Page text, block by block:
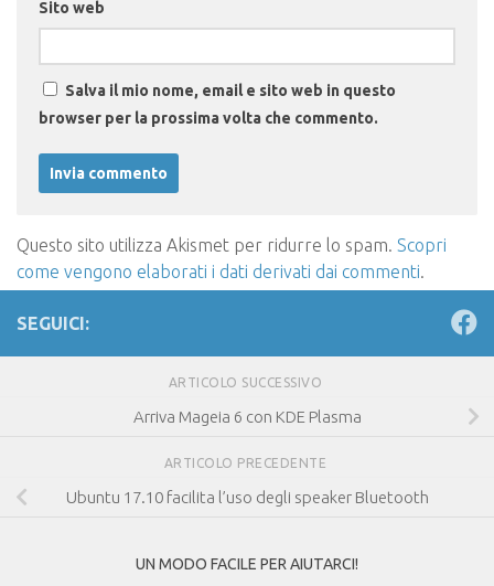
Sito web
Salva il mio nome, email e sito web in questo
browser per la prossima volta che commento.
Questo sito utilizza Akismet per ridurre lo spam. Scopri
come vengono elaborati i dati derivati dai commenti.
SEGUICI:
ARTICOLO SUCCESSIVO
Arriva Mageia 6 con KDE Plasma
ARTICOLO PRECEDENTE
Ubuntu 17.10 facilita l’uso degli speaker Bluetooth
UN MODO FACILE PER AIUTARCI!